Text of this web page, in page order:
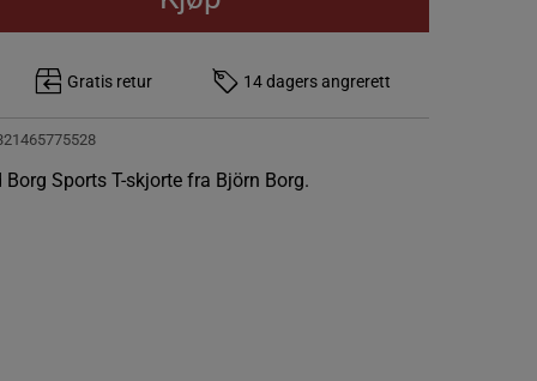
Gratis retur 14 dagers angrerett
Sports T-skjorte fra Björn Borg.